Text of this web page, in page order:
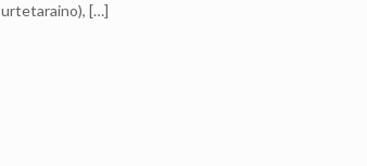
urtetaraino), […]